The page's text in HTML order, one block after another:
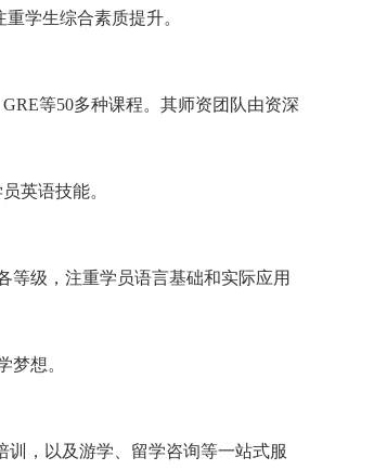
学生综合素质提升。
等50多种课程。其师资团队由资深
英语技能。
等级，注重学员语言基础和实际应用
梦想。
训，以及游学、留学咨询等一站式服